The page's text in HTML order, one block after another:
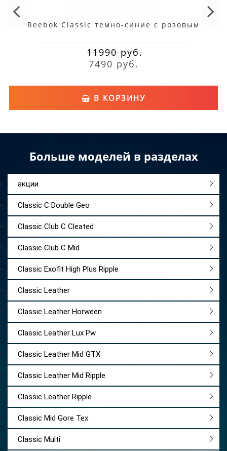
Reebok Classic темно-синие с розовым
11990 руб.
7490 руб.
В КОРЗИНУ
Больше моделей в разделах
акции
Classic C Double Geo
Classic Club C Cleated
Classic Club C Mid
Classic Exofit High Plus Ripple
Classic Leather
Classic Leather Horween
Classic Leather Lux Pw
Classic Leather Mid GTX
Classic Leather Mid Ripple
Classic Leather Ripple
Classic Mid Gore Tex
Classic Multi